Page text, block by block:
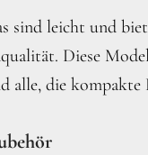
sind leicht und
Diese
alle, die kompakte